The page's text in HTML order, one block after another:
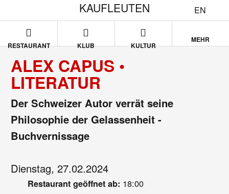
EN
KAUFLEUTEN
RESTAURANT KLUB KULTUR
MEHR
ALEX CAPUS •
LITERATUR
Der Schweizer Autor verrät seine
Philosophie der Gelassenheit -
Buchvernissage
Dienstag, 27.02.2024
Restaurant geöffnet ab: 18:00